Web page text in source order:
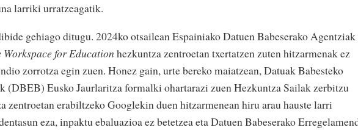
larriki urratzeagatik.
gehiago ditugu. 2024ko otsailean Espainiako Datuen Babeserako Agentziak
Workspace for Education hezkuntza zentroetan txertatzen zuten hitzarmenak ez
zorrotza egin zuen. Honez gain, urte bereko maiatzean, Datuak Babesteko
(DBEB) Eusko Jaurlaritza formalki ohartarazi zuen Hezkuntza Sailak zerbitzu
zentroetan erabiltzeko Googlekin duen hitzarmenean hiru arau hauste larri
eza, inpaktu ebaluazioa ez betetzea eta Datuen Babeserako